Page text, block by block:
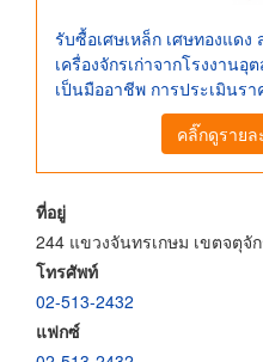
รับซื้อเศษเหล็ก เศษทองแด
เครื่องจักรเก่าจากโรงงาน
เป็นมืออาชีพ การประเมินร
คลิ๊กดูรายล
ที่อยู่
244 แขวงจันทรเกษม เขตจตุจั
โทรศัพท์
02-513-2432
แฟกซ์